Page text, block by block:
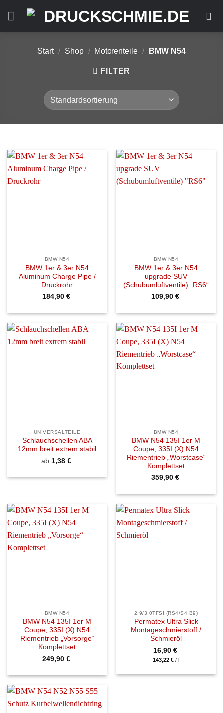
Inhalt
springen
Start / Shop / Motorenteile / BMW N54
FILTER
BMW N54
BMW 1er & 3er N54
Aluminum Charge Pipe /
Druckrohr
184,90 €
BMW N54
BMW 1er & 3er N54
upgrade SUV
(Schubumluftventile) „RS6“
109,90 €
UNIVERSALTEILE
Schlauchschellen ABA
12mm breit extrem stabil
ab 1,38 €
BMW N54
BMW N54 135I 1er M
Coupe, 335I (X) N54
Riementrieb „Worstcase“
Komplettset
359,90 €
BMW N54
BMW N54 135I 1er M
Coupe, 335I (X) N54
Riementrieb „Vorsorge“
Komplettset
249,90 €
2.9/3.0TFSI (RS4/S4 B9)
Permatex Ultra Slick
Montageschmierstoff /
Schmieröl
16,90 €
143,22 € / l